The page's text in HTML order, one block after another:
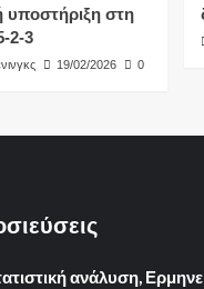
υποστήριξη στη
2-3
19/02/2026 0
ανάλυση,